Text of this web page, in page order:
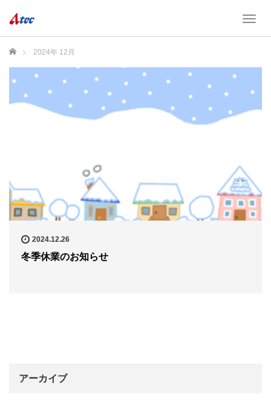
T
l
n
i
o
n
ホーム 2024年 12月
2024.12.26
冬季休業のお知らせ
アーカイブ